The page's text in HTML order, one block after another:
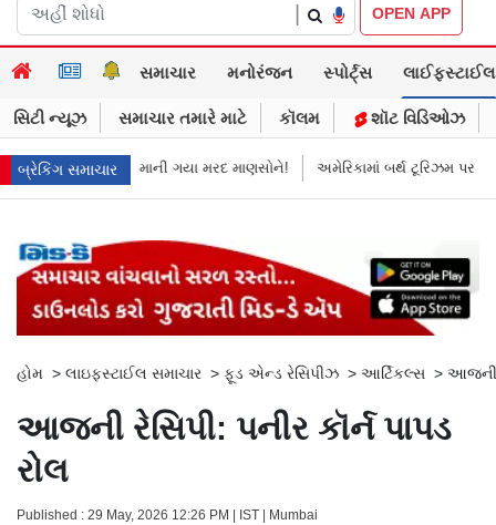
OPEN APP
સમાચાર મનોરંજન સ્પોર્ટ્સ લાઈફસ્ટાઈલ
સિટી ન્યૂઝ સમાચાર તમારે માટે કૉલમ શૉટ વિડિઓઝ
બ્રેકિંગ સમાચાર
માની ગયા મરદ માણસોને! અમેરિકામાં બર્થ ટૂરિઝમ પર પ્રતિબંધ મૂક્યો ડોનલ્ડ
હોમ > લાઇફસ્ટાઈલ સમાચાર > ફૂડ એન્ડ રેસિપીઝ > આર્ટિકલ્સ > આજની
આજની રેસિપી: પનીર કૉર્ન પાપડ
રોલ
Published : 29 May, 2026 12:26 PM | IST | Mumbai